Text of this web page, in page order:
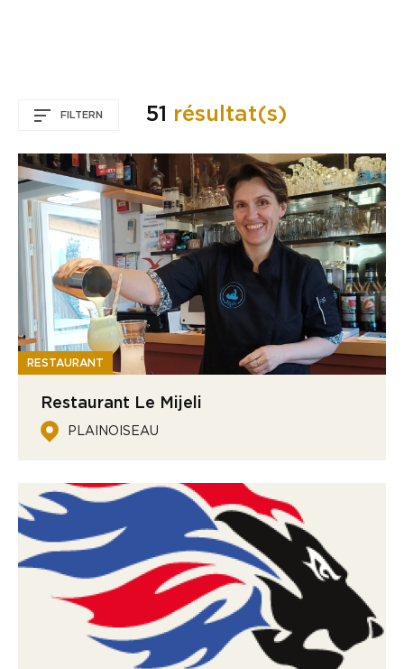
FILTERN 51 résultat(s)
RESTAURANT
Restaurant Le Mijeli
PLAINOISEAU